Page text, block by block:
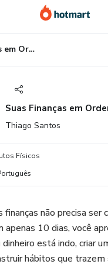
Suas Finanças em Ordem
Suas Finanças
Thiago Santos
Físicos
finanças não precisa ser
apenas 10 dias, você
está indo, criar
hábitos que trazem